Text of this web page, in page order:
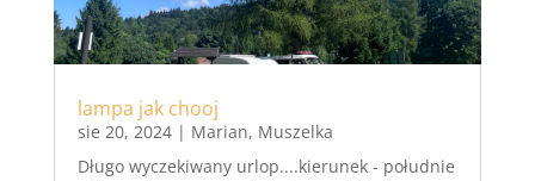
lampa jak chooj
sie 20, 2024| Marian, Muszelka
Długo wyczekiwany urlop....kierunek - południe